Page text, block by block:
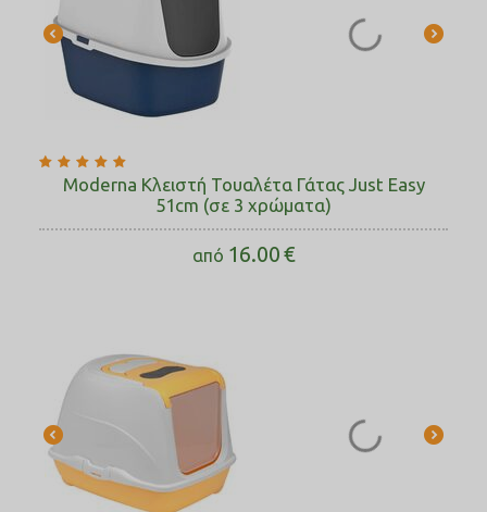
Moderna Κλειστή Τουαλέτα Γάτας Just Easy
51cm (σε 3 χρώματα)
από 16.00€